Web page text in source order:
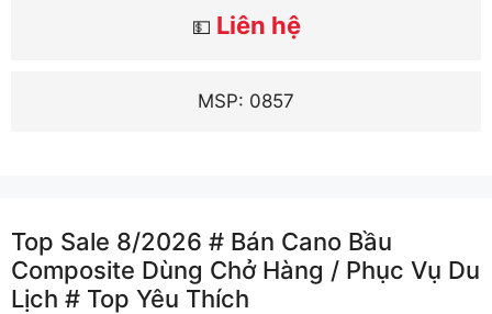
💵 Liên hệ
MSP: 0857
Top Sale 8/2026 # Bán Cano Bầu
Composite Dùng Chở Hàng /️ Phục Vụ Du
Lịch # Top Yêu Thích